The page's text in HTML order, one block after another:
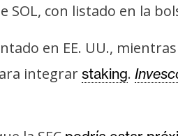
SOL, con listado en la
en EE. UU.,
integrar staking.